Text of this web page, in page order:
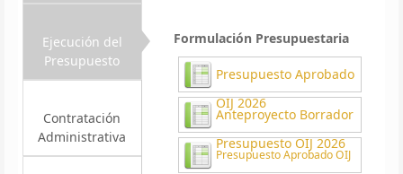
Ejecución del
Presupuesto
Contratación
Administrativa
Formulación Presupuestaria
Presupuesto Aprobado
OIJ 2026
Anteproyecto Borrador
Presupuesto OIJ 2026
Presupuesto Aprobado OIJ